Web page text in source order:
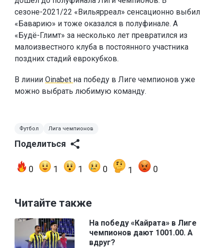
сезоне-2021/22 «Вильярреал» сенсационно выбил
«Баварию» и тоже оказался в полуфинале. А
«Будё-Глимт» за несколько лет превратился из
малоизвестного клуба в постоянного участника
поздних стадий еврокубков.
В линии Oinabet на победу в Лиге чемпионов уже
можно выбрать любимую команду.
Футбол Лига чемпионов
Поделиться
0 1 1 0 1 0
Читайте также
На победу «Кайрата» в Лиге
чемпионов дают 1001.00. А
вдруг?